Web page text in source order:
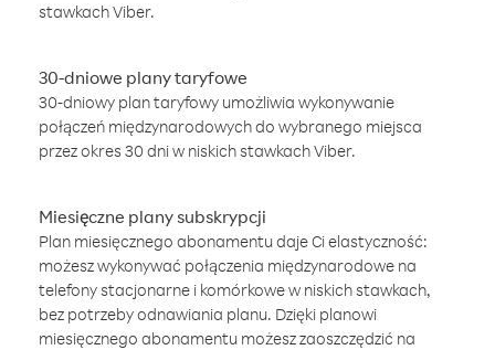
stawkach Viber.
30-dniowe plany taryfowe
30-dniowy plan taryfowy umożliwia wykonywanie
połączeń międzynarodowych do wybranego miejsca
przez okres 30 dni w niskich stawkach Viber.
Miesięczne plany subskrypcji
Plan miesięcznego abonamentu daje Ci elastyczność:
możesz wykonywać połączenia międzynarodowe na
telefony stacjonarne i komórkowe w niskich stawkach,
bez potrzeby odnawiania planu. Dzięki planowi
miesięcznego abonamentu możesz zaoszczędzić na